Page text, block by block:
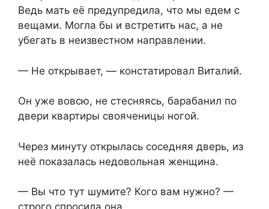
Ведь мать её предупредила, что мы едем с
вещами. Могла бы и встретить нас, а не
убегать в неизвестном направлении.
— Не открывает, — констатировал Виталий.
Он уже вовсю, не стесняясь, барабанил по
двери квартиры свояченицы ногой.
Через минуту открылась соседняя дверь, из
неё показалась недовольная женщина.
— Вы что тут шумите? Кого вам нужно? —